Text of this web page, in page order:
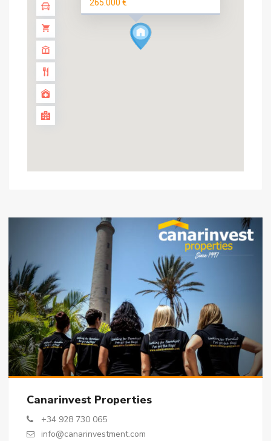
265.000 €
Canarinvest Properties
+34 928 730 065
info@canarinvestment.com